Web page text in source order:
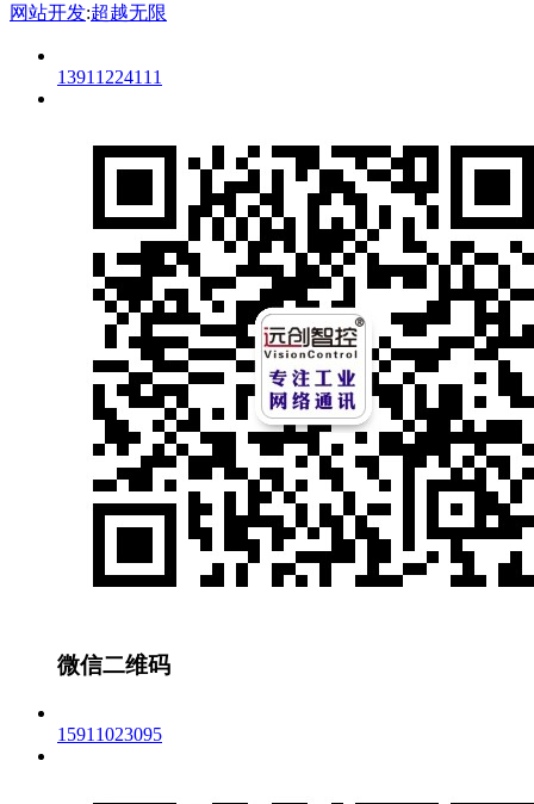
网站开发:超越无限
13911224111
微信二维码
15911023095